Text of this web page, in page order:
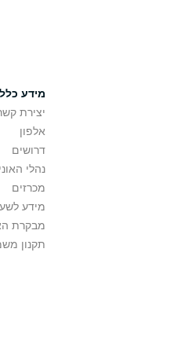
מידע
יצירת
אלפון
דרושים
נהלי
מכרזים
מידע
מבקרת
תקנון